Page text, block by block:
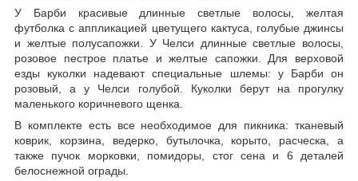
У Барби красивые длинные светлые волосы, желтая
футболка с аппликацией цветущего кактуса, голубые джинсы
и желтые полусапожки. У Челси длинные светлые волосы,
розовое пестрое платье и желтые сапожки. Для верховой
езды куколки надевают специальные шлемы: у Барби он
розовый, а у Челси голубой. Куколки берут на прогулку
маленького коричневого щенка.
В комплекте есть все необходимое для пикника: тканевый
коврик, корзина, ведерко, бутылочка, корыто, расческа, а
также пучок морковки, помидоры, стог сена и 6 деталей
белоснежной ограды.